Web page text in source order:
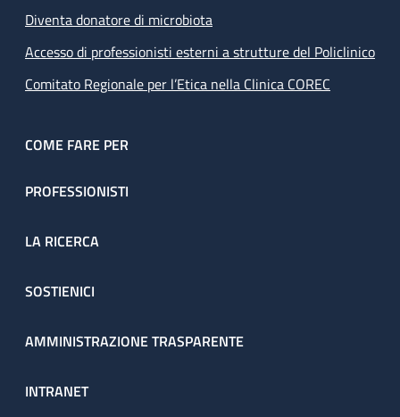
Diventa donatore di microbiota
Accesso di professionisti esterni a strutture del Policlinico
Comitato Regionale per l’Etica nella Clinica COREC
COME FARE PER
PROFESSIONISTI
LA RICERCA
SOSTIENICI
AMMINISTRAZIONE TRASPARENTE
INTRANET